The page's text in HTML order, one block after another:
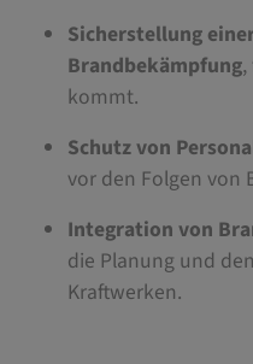
Sicherstellung
Brandbekämpfung,
kommt.
Schutz von
vor den Folgen von
Integration von
die Planung und
Kraftwerken.